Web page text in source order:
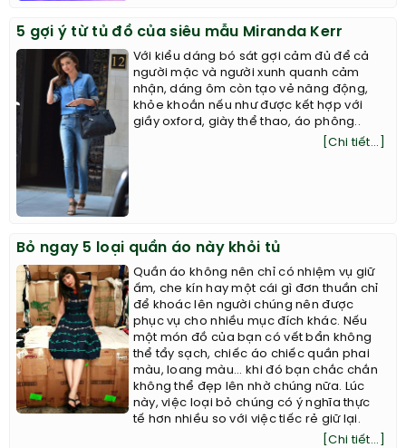
5 gợi ý từ tủ đồ của siêu mẫu Miranda Kerr
Với kiểu dáng bó sát gợi cảm đủ để cả
người mặc và người xunh quanh cảm
nhận, dáng ôm còn tạo vẻ năng động,
khỏe khoắn nếu như được kết hợp với
giầy oxford, giày thể thao, áo phông..
[Chi tiết...]
Bỏ ngay 5 loại quần áo này khỏi tủ
Quần áo không nên chỉ có nhiệm vụ giữ
ấm, che kín hay một cái gì đơn thuần chỉ
để khoác lên người chúng nên được
phục vụ cho nhiều mục đích khác. Nếu
một món đồ của bạn có vết bẩn không
thể tẩy sạch, chiếc áo chiếc quần phai
màu, loang màu... khi đó bạn chắc chắn
không thể đẹp lên nhờ chúng nữa. Lúc
này, việc loại bỏ chúng có ý nghĩa thực
tế hơn nhiều so với việc tiếc rẻ giữ lại.
[Chi tiết...]